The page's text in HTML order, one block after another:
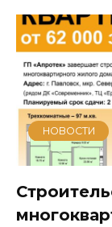
НОВОСТИ